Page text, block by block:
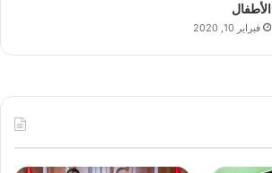
الأطفال
فبراير 10, 2020